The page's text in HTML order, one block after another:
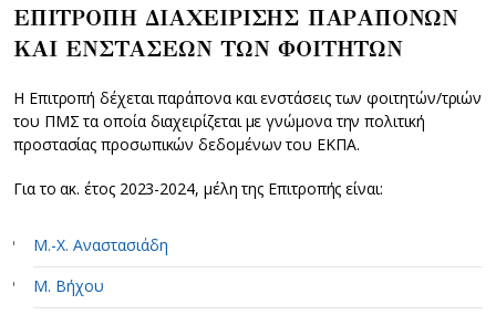
ΕΠΙΤΡΟΠΗ ΔΙΑΧΕΙΡΙΣΗΣ ΠΑΡΑΠΟΝΩΝ
ΚΑΙ ΕΝΣΤΑΣΕΩΝ ΤΩΝ ΦΟΙΤΗΤΩΝ
Η Επιτροπή δέχεται παράπονα και ενστάσεις των φοιτητών/τριών
του ΠΜΣ τα οποία διαχειρίζεται με γνώμονα την πολιτική
προστασίας προσωπικών δεδομένων του ΕΚΠΑ.
Για το ακ. έτος 2023-2024, μέλη της Επιτροπής είναι:
Μ.-Χ. Αναστασιάδη
Μ. Βήχου